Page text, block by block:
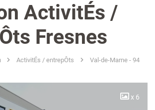
ActivitÉs /
Fresnes
ActivitÉs / entrepÔts
Val-de-Marne - 94
x 6